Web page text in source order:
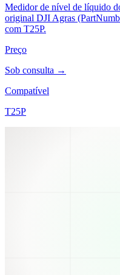
Medidor de nível de líquido
original DJI Agras
com T25P.
Preço
Sob consulta →
Compatível
T25P